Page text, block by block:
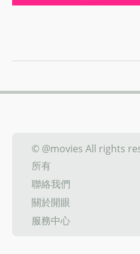
© @movies All rights
所有
聯絡我們
關於開眼
服務中心